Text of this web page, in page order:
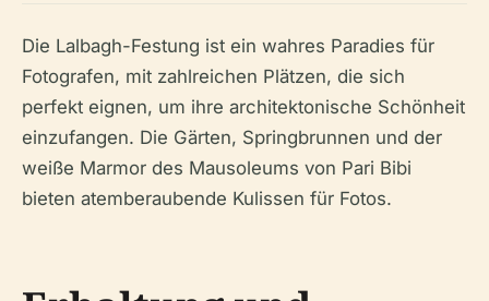
Die Lalbagh-Festung ist ein wahres Paradies für
Fotografen, mit zahlreichen Plätzen, die sich
perfekt eignen, um ihre architektonische Schönheit
einzufangen. Die Gärten, Springbrunnen und der
weiße Marmor des Mausoleums von Pari Bibi
bieten atemberaubende Kulissen für Fotos.